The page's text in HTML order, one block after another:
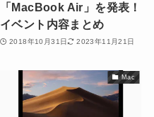
「MacBook Air」を発表！
イベント内容まとめ
2018年10月31日 2023年11月21日
Mac